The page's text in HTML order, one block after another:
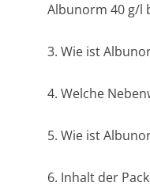
Albunorm 40 g/l
3. Wie ist
4. Welche
5. Wie ist
6. Inhalt der